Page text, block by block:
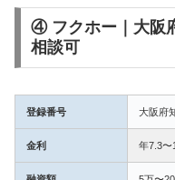
④ フクホー｜大阪
相談可
登録番号 大阪府
金利 年7.3〜